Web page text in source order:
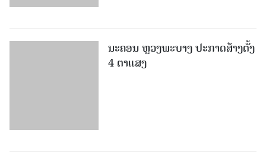
ນະຄອນ ຫຼວງພະບາງ ປະ​ກາດ​ສ້າງ​ຕັ້ງ
4 ຕາແສງ